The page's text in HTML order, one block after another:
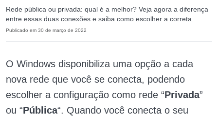
Rede pública ou privada: qual é a melhor? Veja agora a diferença
entre essas duas conexões e saiba como escolher a correta.
Publicado em 30 de março de 2022
O Windows disponibiliza uma opção a cada
nova rede que você se conecta, podendo
escolher a configuração como rede “Privada”
ou “Pública“. Quando você conecta o seu